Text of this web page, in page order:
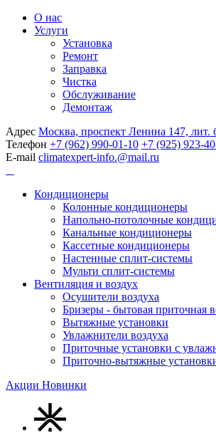
О нас
Услуги
Установка
Ремонт
Заправка
Чистка
Обслуживание
Демонтаж
Адрес Москва, проспект Ленина 147, лит.
Телефон +7 (962) 990-01-10 +7 (925) 923-
E-mail climatexpert-info.@mail.ru
Кондиционеры
Колонные кондиционеры
Напольно-потолочные
Канальные кондиционеры
Кассетные кондиционеры
Настенные сплит-системы
Мульти сплит-системы
Вентиляция и воздух
Осушители воздуха
Бризеры - бытовая приточная
Вытяжные установки
Увлажнители воздуха
Приточные установки с
Приточно-вытяжные
Акции Новинки